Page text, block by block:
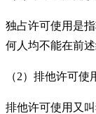
独占许可使用是
何人均不能在前
（2）排他许可使
排他许可使用又